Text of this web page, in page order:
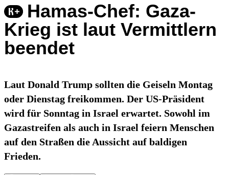
Hamas-Chef: Gaza-
Krieg ist laut Vermittlern
beendet
Laut Donald Trump sollten die Geiseln Montag
oder Dienstag freikommen. Der US-Präsident
wird für Sonntag in Israel erwartet. Sowohl im
Gazastreifen als auch in Israel feiern Menschen
auf den Straßen die Aussicht auf baldigen
Frieden.